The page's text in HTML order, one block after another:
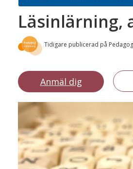
Läsinlärning,
Tidigare publicerad på
Anmäl dig